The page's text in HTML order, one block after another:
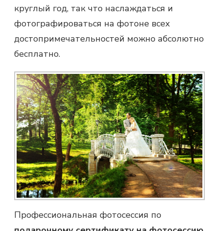
круглый год, так что наслаждаться и
фотографироваться на фотоне всех
достопримечательностей можно абсолютно
бесплатно.
Профессиональная фотосессия по